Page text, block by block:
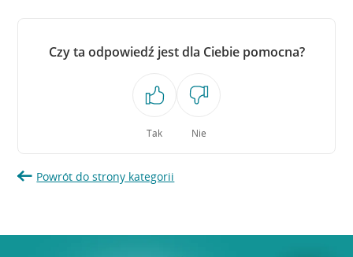
Czy ta odpowiedź jest dla Ciebie pomocna?
Tak Nie
Powrót do strony kategorii